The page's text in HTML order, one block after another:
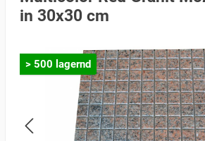
in 30x30 cm
> 500 lagernd